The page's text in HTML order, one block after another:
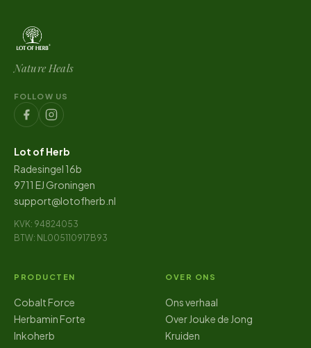
Nature Heals
FOLLOW US
Lot of Herb
Radesingel 16b
9711 EJ Groningen
support@lotofherb.nl
KVK: 94824053
BTW: NL005110917B93
PRODUCTEN
Cobalt Force
Herbamin Forte
Inkoherb
OVER ONS
Ons verhaal
Over Jouke de Jong
Kruiden